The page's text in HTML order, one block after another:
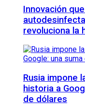
Innovación
revoluciona la
Rusia impone
historia a
de dólares